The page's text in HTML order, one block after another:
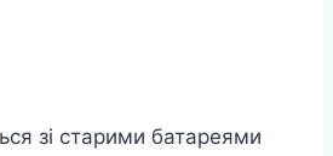
зі старими батареями